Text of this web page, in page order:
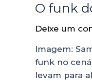
O funk
Deixe um
Imagem:
funk no
levam para